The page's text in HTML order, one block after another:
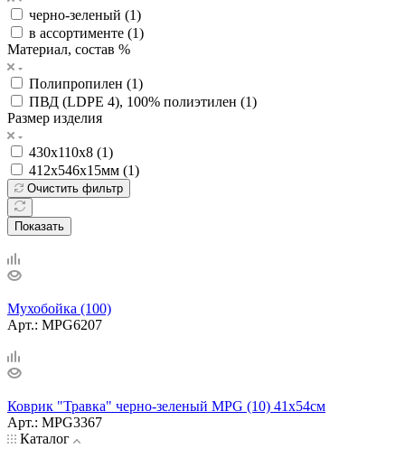
черно-зеленый (1)
в ассортименте (1)
Материал, состав %
Полипропилен (1)
ПВД (LDPE 4), 100% полиэтилен (1)
Размер изделия
430х110х8 (1)
412х546х15мм (1)
Очистить фильтр
Показать
Мухобойка (100)
Арт.: MPG6207
Коврик "Травка" черно-зеленый MPG (10) 41х54см
Арт.: MPG3367
Каталог